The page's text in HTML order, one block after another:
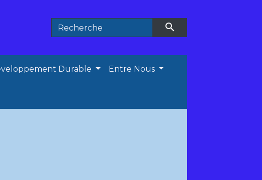
search
Durable Entre Nous